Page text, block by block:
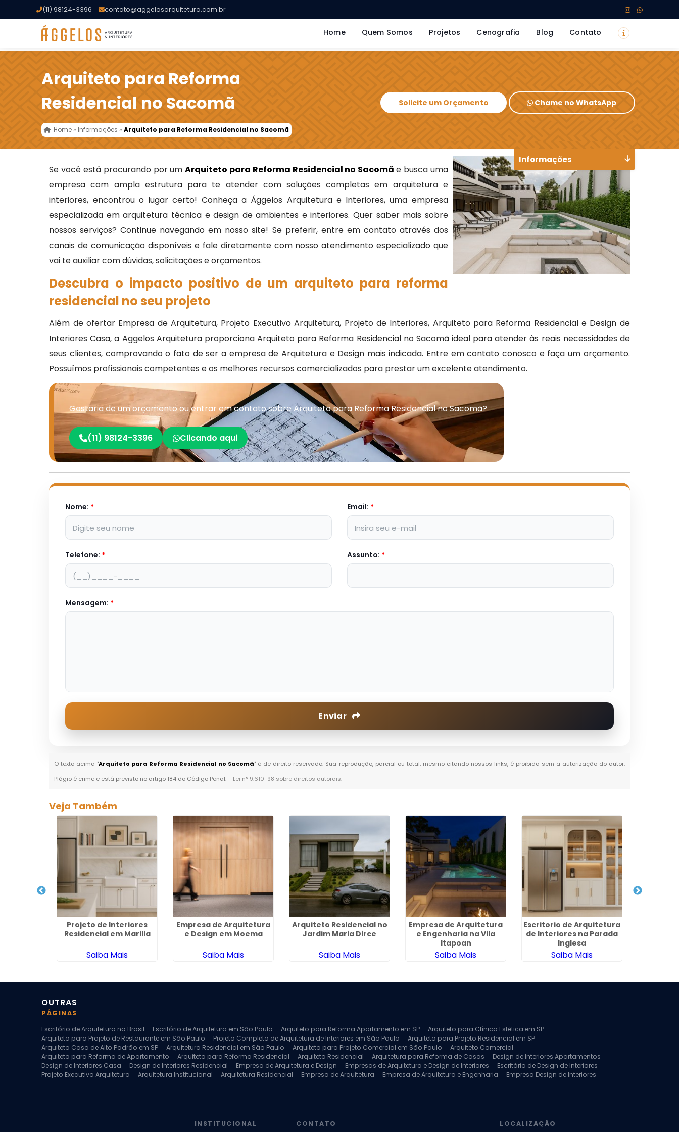
(11) 98124-3396 contato@aggelosarquitetura.com.br
Home Quem Somos Projetos Cenografia Blog Contato
Arquiteto para Reforma
Residencial no Sacomã
Home » Informações »Arquiteto para Reforma Residencial no Sacomã
Solicite um Orçamento Chame no WhatsApp
Se você está procurando por umArquiteto para Reforma Residencial no Sacomãe busca uma
empresa com ampla estrutura para te atender com soluções completas em arquitetura e
interiores, encontrou o lugar certo! Conheça a Ággelos Arquitetura e Interiores, uma empresa
especializada em arquitetura técnica e design de ambientes e interiores. Quer saber mais sobre
nossos serviços? Continue navegando em nosso site! Se preferir, entre em contato através dos
canais de comunicação disponíveis e fale diretamente com nosso atendimento especializado que
vai te auxiliar com dúvidas, solicitações e orçamentos.
Descubra o impacto positivo de um arquiteto para reforma
residencial no seu projeto
Além de ofertar Empresa de Arquitetura, Projeto Executivo Arquitetura, Projeto de Interiores, Arquiteto para Reforma Residencial e Design de
Interiores Casa, a Aggelos Arquitetura proporciona Arquiteto para Reforma Residencial no Sacomã ideal para atender às reais necessidades de
seus clientes, comprovando o fato de ser a empresa de Arquitetura e Design mais indicada. Entre em contato conosco e faça um orçamento.
Possuímos profissionais competentes e os melhores recursos comercializados para prestar um excelente atendimento.
Gostaria de um orçamento ou entrar em contato sobre Arquiteto para Reforma Residencial no Sacomã?
(11) 98124-3396 Clicando aqui
Nome: * Email: *
Telefone: * Assunto: *
Mensagem: *
Enviar
O texto acima "Arquiteto para Reforma Residencial no Sacomã" é de direito reservado. Sua reprodução, parcial ou total, mesmo citando nossos links, é proibida sem a autorização do autor.
Plágio é crime e está previsto no artigo 184 do Código Penal. – Lei n° 9.610-98 sobre direitos autorais.
Informações
Veja Também
Projeto de Interiores
Residencial em Marilia
Saiba Mais
Empresa de Arquitetura
e Design em Moema
Saiba Mais
Arquiteto Residencial no
Jardim Maria Dirce
Saiba Mais
Empresa de Arquitetura
e Engenharia na Vila
Itapoan
Saiba Mais
Escritorio de Arquitetura
de Interiores na Parada
Inglesa
Saiba Mais
OUTRAS
PÁGINAS
Escritório de Arquitetura no Brasil
Escritório de Arquitetura em São Paulo Arquiteto para Reforma Apartamento em SP
Arquiteto para Clínica Estética em SP
Arquiteto para Projeto de Restaurante em São Paulo
Projeto Completo de Arquitetura de Interiores em São Paulo
Arquiteto para Projeto Residencial em SP
Arquiteto Casa de Alto Padrão em SP
Arquitetura Residencial em São Paulo Arquiteto para Projeto Comercial em São Paulo
Arquiteto Comercial
Arquiteto para Reforma de Apartamento
Arquiteto para Reforma Residencial Arquiteto Residencial Arquitetura para Reforma de Casas
Design de Interiores Apartamentos
Design de Interiores Casa
Design de Interiores Residencial Empresa de Arquitetura e Design Empresas de Arquitetura e Design de Interiores
Escritório de Design de Interiores
Projeto Executivo Arquitetura
Arquitetura Institucional Arquitetura Residencial Empresa de Arquitetura Empresa de Arquitetura e Engenharia
Empresa Design de Interiores
INSTITUCIONAL CONTATO LOCALIZAÇÃO